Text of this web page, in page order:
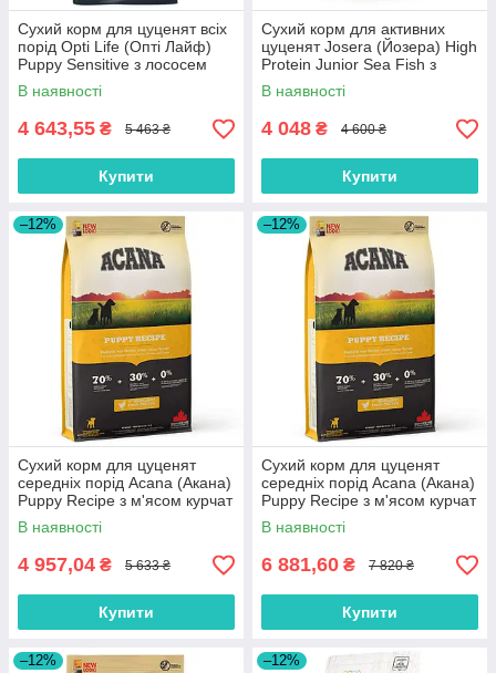
Сухий корм для цуценят всіх
порід Opti Life (Опті Лайф)
Puppy Sensitive з лососем
12.5 кг
В наявності
4 643,55 ₴ 5 463 ₴
Купити
Сухий корм для активних
цуценят Josera (Йозера) High
Protein Junior Sea Fish з
морською рибою 12.5 кг
В наявності
4 048 ₴ 4 600 ₴
Купити
–12%
Сухий корм для цуценят
середніх порід Acana (Акана)
Puppy Recipe з м'ясом курчат
11.4 кг
В наявності
4 957,04 ₴ 5 633 ₴
Купити
–12%
Сухий корм для цуценят
середніх порід Acana (Акана)
Puppy Recipe з м'ясом курчат
17 кг
В наявності
6 881,60 ₴ 7 820 ₴
Купити
–12% –12%